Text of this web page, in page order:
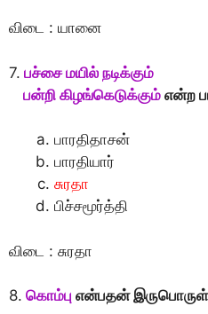
விடை : யானை
7. பச்சை மயில் நடிக்கும்
பன்றி கிழங்கெடுக்கும் என்ற
பாரதிதாசன்
பாரதியார்
சுரதா
பிச்சமூர்த்தி
விடை : சுரதா
8. கொம்பு என்பதன்